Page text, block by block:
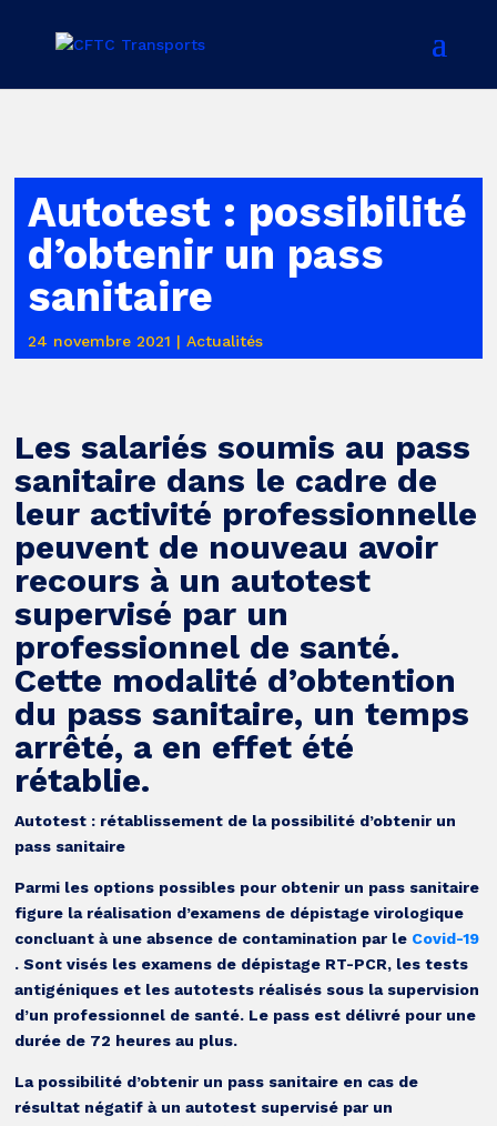
Autotest : possibilité
d’obtenir un pass
sanitaire
24 novembre 2021 |Actualités
Les salariés soumis au pass
sanitaire dans le cadre de
leur activité professionnelle
peuvent de nouveau avoir
recours à un autotest
supervisé par un
professionnel de santé.
Cette modalité d’obtention
du pass sanitaire, un temps
arrêté, a en effet été
rétablie.
Autotest : rétablissement de la possibilité d’obtenir un
pass sanitaire
Parmi les options possibles pour obtenir un pass sanitaire
figure la réalisation d’examens de dépistage virologique
concluant à une absence de contamination par le Covid-19
. Sont visés les examens de dépistage RT-PCR, les tests
antigéniques et les autotests réalisés sous la supervision
d’un professionnel de santé. Le pass est délivré pour une
durée de 72 heures au plus.
La possibilité d’obtenir un pass sanitaire en cas de
résultat négatif à un autotest supervisé par un